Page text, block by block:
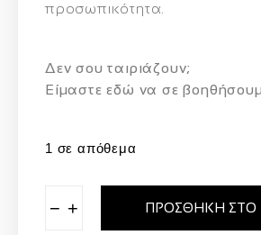
προσωπικότητα.
Δεν σου ταιριάζουν;
Eίμαστε εδώ να σε
1 σε απόθεμα
− + ΠΡΟΣΘΉΚΗ ΣΤΟ